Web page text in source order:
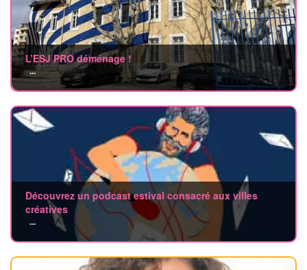
L’ESJ PRO déménage !
...
Découvrez un podcast estival consacré aux villes
créatives
...